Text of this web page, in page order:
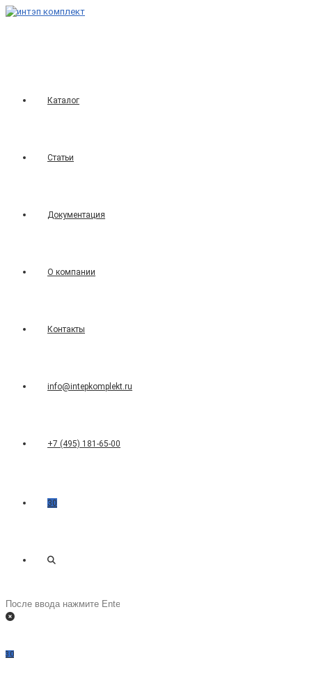
Перейти
Каталог
Статьи
Документация
О компании
Контакты
info@intepkomplekt.ru
+7 (495) 181-65-00
30
Переключить
Поиск
на
30